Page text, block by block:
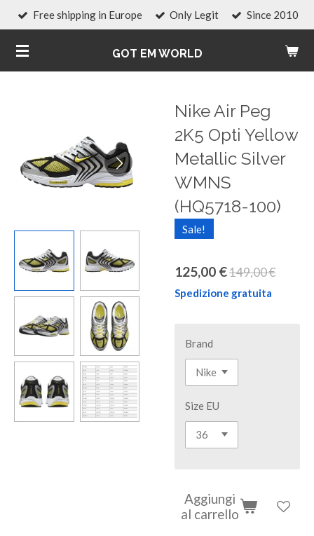
Vai
contenuto
principale
GOT EM WORLD
Free shipping in Europe Only Legit Since 2010
Nike Air Peg
2K5 Opti Yellow
Metallic Silver
WMNS
(HQ5718-100)
Sale!
125,00 €149,00 €
Spedizione gratuita
Brand
Size EU
Aggiungi
al carrello